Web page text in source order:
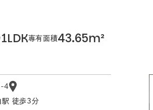
1LDK専有面積43.65m²
4
駅 徒歩3分